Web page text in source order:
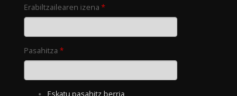
Erabiltzailearen izena *
Pasahitza *